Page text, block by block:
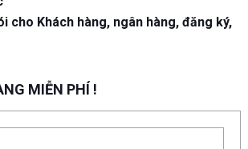
cho Khách hàng, ngân hàng, đăng ký,
MIỄN PHÍ !